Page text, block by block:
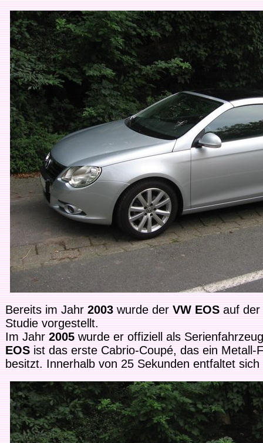
Bereits im Jahr2003wurde derVW EOSauf der
Studie vorgestellt.
Im Jahr2005wurde er offiziell als
EOSist das erste Cabrio-Coupé, das ein Metall-
besitzt. Innerhalb von 25 Sekunden entfaltet